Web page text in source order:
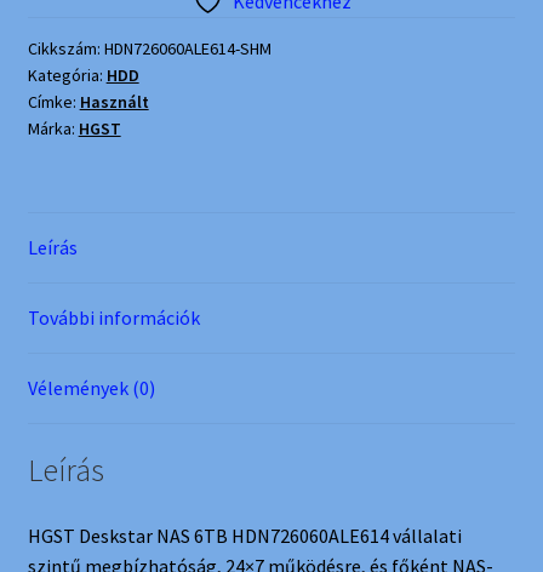
Cikkszám: HDN726060ALE614-SHM
Kategória: HDD
Címke: Használt
Márka: HGST
Leírás
További információk
Vélemények (0)
Leírás
HGST Deskstar NAS 6TB HDN726060ALE614 vállalati
szintű megbízhatóság, 24×7 működésre, és főként NAS-